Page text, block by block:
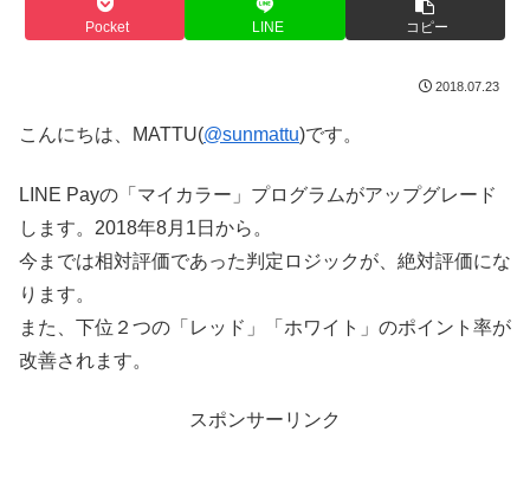
Pocket LINE コピー
2018.07.23
こんにちは、MATTU(@sunmattu)です。
LINE Payの「マイカラー」プログラムがアップグレード
します。2018年8月1日から。
今までは相対評価であった判定ロジックが、絶対評価にな
ります。
また、下位２つの「レッド」「ホワイト」のポイント率が
改善されます。
スポンサーリンク